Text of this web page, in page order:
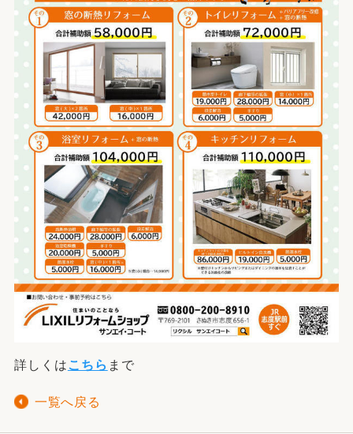
詳しくは こちら まで
一覧へ戻る